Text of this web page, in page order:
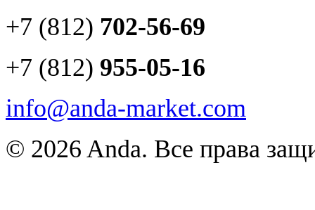
+7 (812) 702-56-69
+7 (812) 955-05-16
info@anda-market.com
© 2026 Anda. Все права